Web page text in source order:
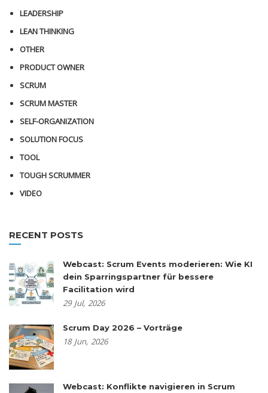
LEADERSHIP
LEAN THINKING
OTHER
PRODUCT OWNER
SCRUM
SCRUM MASTER
SELF-ORGANIZATION
SOLUTION FOCUS
TOOL
TOUGH SCRUMMER
VIDEO
RECENT POSTS
Webcast: Scrum Events moderieren: Wie KI
dein Sparringspartner für bessere
Facilitation wird
29 Jul, 2026
Scrum Day 2026 – Vorträge
18 Jun, 2026
Webcast: Konflikte navigieren in Scrum